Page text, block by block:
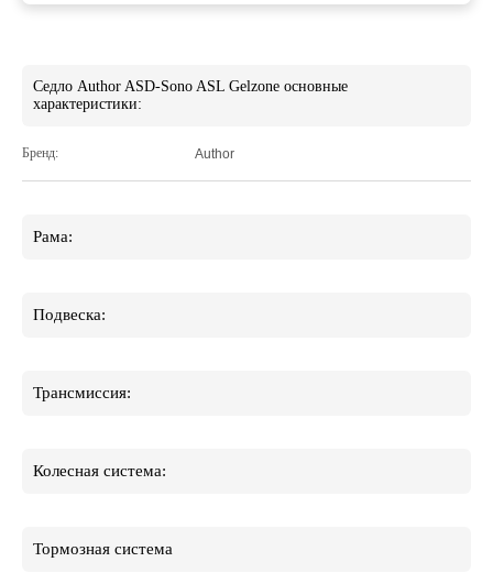
Седло Author ASD-Sono ASL Gelzone основные
характеристики:
Бренд: Author
Рама:
Подвеска:
Трансмиссия:
Колесная система:
Тормозная система